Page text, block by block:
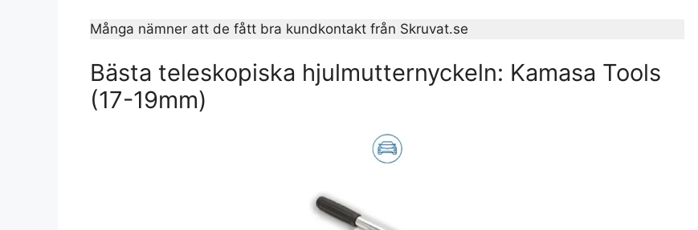
Många nämner att de fått bra kundkontakt från Skruvat.se
Bästa teleskopiska hjulmutternyckeln: Kamasa Tools
(17-19mm)